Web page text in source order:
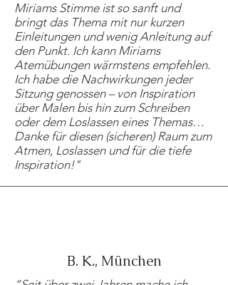
Miriams Stimme ist so sanft und
bringt das Thema mit nur kurzen
Einleitungen und wenig Anleitung auf
den Punkt. Ich kann Miriams
Atemübungen wärmstens empfehlen.
Ich habe die Nachwirkungen jeder
Sitzung genossen – von Inspiration
über Malen bis hin zum Schreiben
oder dem Loslassen eines Themas…
Danke für diesen (sicheren) Raum zum
Atmen, Loslassen und für die tiefe
Inspiration!"
B. K., München